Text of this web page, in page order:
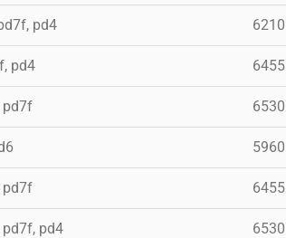
pd4 6210
pd4 6455
pd7f 6530
5960
pd7f 6455
pd4 6530